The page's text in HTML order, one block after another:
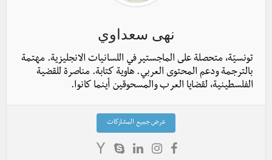
نهى سعداوي
تونسيّة، متحصلة على الماجستير في اللسانيات الانجليزية. مهتمة
بالترجمة ودعم المحتوى العربي. هاوية كتابة. مناصرة للقضية
الفلسطينية، لقضايا العرب والمسحوقين أينما كانوا.
عرض جميع المشاركات